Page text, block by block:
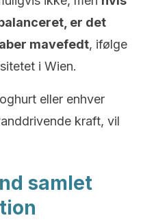
er det
mavefedt, ifølge
i Wien.
eller enhver
kraft, vil
samlet